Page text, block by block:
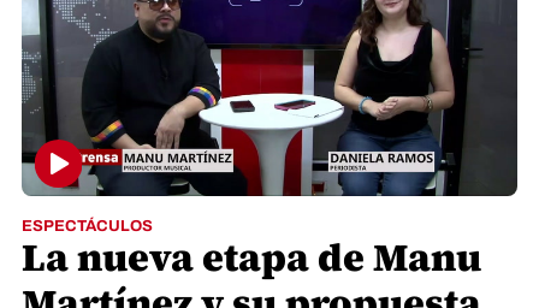
ESPECTÁCULOS
La nueva etapa de Manu